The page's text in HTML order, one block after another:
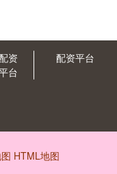
资
台
配资平台
HTML地图